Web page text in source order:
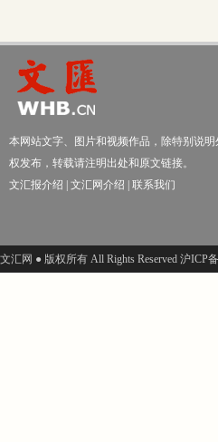
本网站文字、图片和视频作品，除特别说
权发布，转载请注明出处和原文链接。
文汇报介绍
文汇网介绍 联系我们
文汇网 ● 版权所有 All Rights Reserved 沪ICP